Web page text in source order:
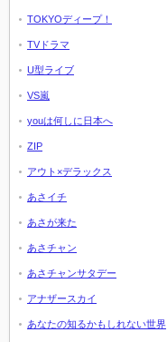
TOKYOディープ！
TVドラマ
U型ライブ
VS嵐
youは何しに日本へ
ZIP
アウト×デラックス
あさイチ
あさが来た
あさチャン
あさチャンサタデー
アナザースカイ
あなたの知るかもしれない世界